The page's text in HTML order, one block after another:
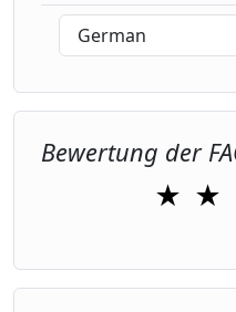
Bewertung der
★ ★